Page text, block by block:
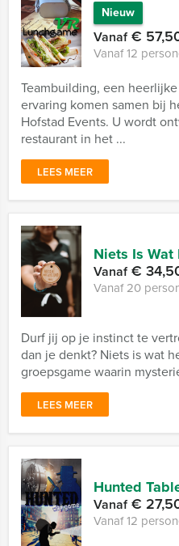
Nieuw
Vanaf€
Vanaf 12
Teambuilding, een
ervaring komen samen bij
Hofstad Events. U wordt
restaurant in het ...
LEES MEER
Niets Is
Vanaf€
Vanaf 20
Durf jij op je instinct te
dan je denkt? Niets is wat
groepsgame waarin
LEES MEER
Hunted
Vanaf€
Vanaf 12